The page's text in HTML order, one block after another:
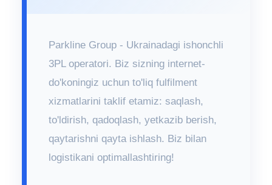
Parkline Group - Ukrainadagi ishonchli
3PL operatori. Biz sizning internet-
do'koningiz uchun to'liq fulfilment
xizmatlarini taklif etamiz: saqlash,
to'ldirish, qadoqlash, yetkazib berish,
qaytarishni qayta ishlash. Biz bilan
logistikani optimallashtiring!